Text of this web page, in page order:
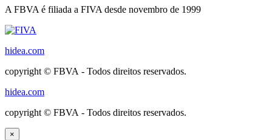
A FBVA é filiada a FIVA desde novembro de 1999
hidea.com
copyright © FBVA - Todos direitos reservados.
hidea.com
copyright © FBVA - Todos direitos reservados.
×